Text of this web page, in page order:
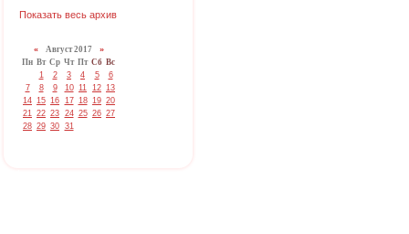
Показать весь архив
«Август 2017 »
Пн Вт Ср Чт Пт Сб Вс
1
2 3 4 5
6
7
8 9 10 11 12 13
14 15 16 17 18 19 20
21 22 23 24 25 26 27
28 29 30 31